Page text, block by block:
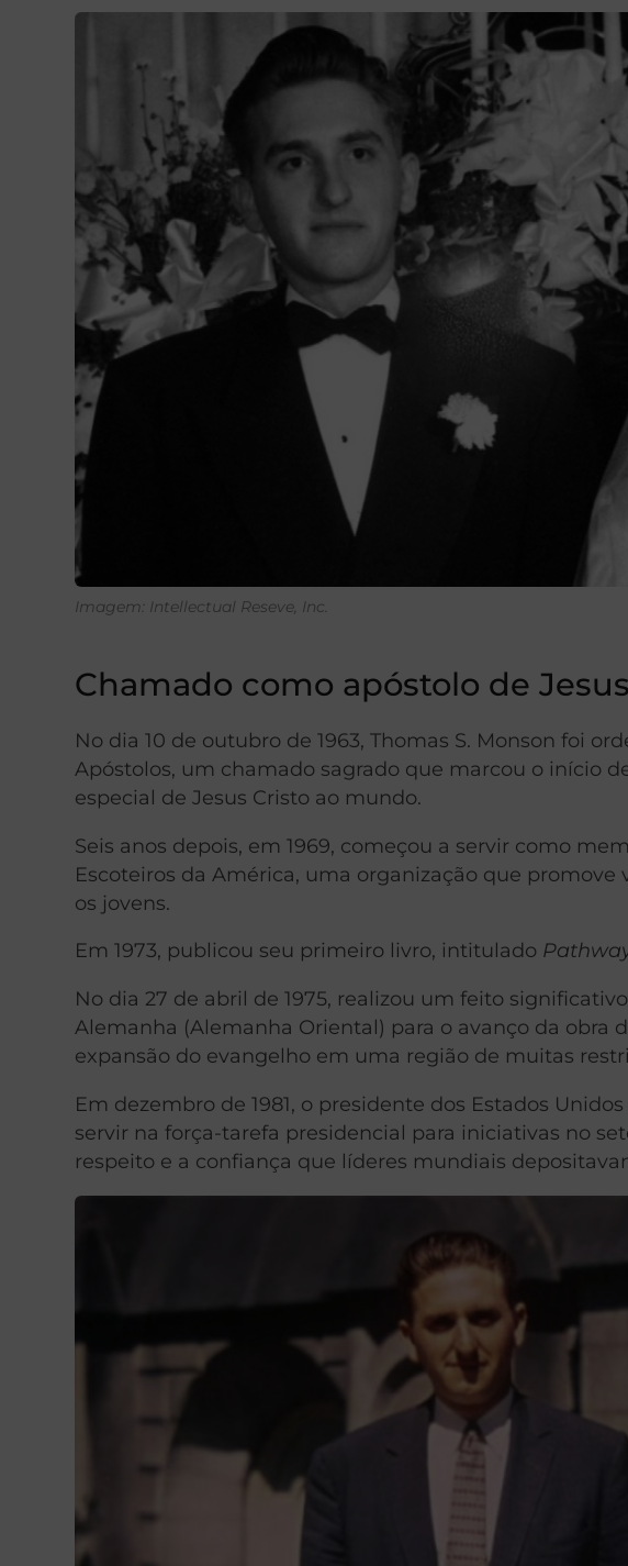
Imagem: Intellectual Reseve, Inc.
Chamado como apóstolo de
No dia 10 de outubro de 1963, Thomas S. Monson foi
Apóstolos, um chamado sagrado que marcou o início
especial de Jesus Cristo ao mundo.
Seis anos depois, em 1969, começou a servir como
Escoteiros da América, uma organização que
os jovens.
Em 1973, publicou seu primeiro livro, intitulado
No dia 27 de abril de 1975, realizou um feito
Alemanha (Alemanha Oriental) para o avanço da obra
expansão do evangelho em uma região de muitas
Em dezembro de 1981, o presidente dos Estados
servir na força-tarefa presidencial para iniciativas no
respeito e a confiança que líderes mundiais